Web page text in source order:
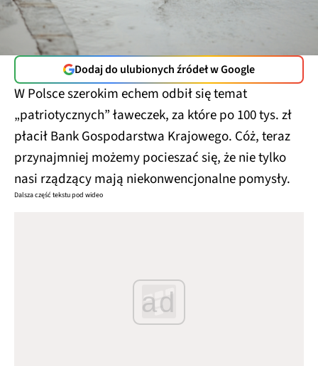
Dodaj do ulubionych źródeł w Google
W Polsce szerokim echem odbił się temat
„patriotycznych” ławeczek, za które po 100 tys. zł
płacił Bank Gospodarstwa Krajowego. Cóż, teraz
przynajmniej możemy pocieszać się, że nie tylko
nasi rządzący mają niekonwencjonalne pomysły.
Dalsza część tekstu pod wideo
ad